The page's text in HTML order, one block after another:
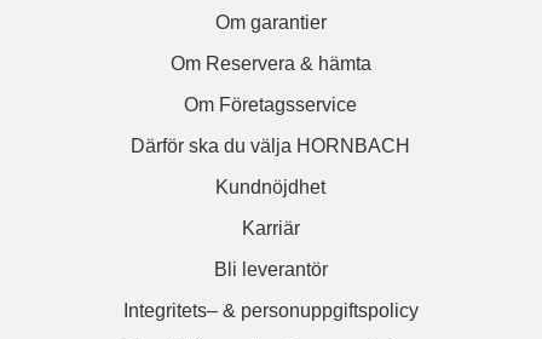
Om garantier
Om Reservera & hämta
Om Företagsservice
Därför ska du välja HORNBACH
Kundnöjdhet
Karriär
Bli leverantör
Integritets– & personuppgiftspolicy